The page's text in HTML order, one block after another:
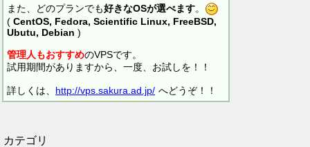
また、どのプランでも好きなOSが選べます。
( CentOS, Fedora, Scientific Linux, FreeBSD,
Ubutu, Debian )
管理人もおすすめのVPSです。
試用期間がありますから、一度、お試しを！！
詳しくは、 http://vps.sakura.ad.jp/ へどうぞ！！
カテゴリ